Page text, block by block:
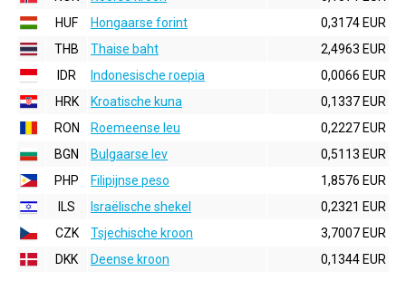
HUF
Hongaarse forint
0,3174 EUR
THB
Thaise baht
2,4963 EUR
IDR
Indonesische roepia
0,0066 EUR
HRK
Kroatische kuna
0,1337 EUR
RON
Roemeense leu
0,2227 EUR
BGN
Bulgaarse lev
0,5113 EUR
PHP
Filipijnse peso
1,8576 EUR
ILS
Israëlische shekel
0,2321 EUR
CZK
Tsjechische kroon
3,7007 EUR
DKK
Deense kroon 0,1344 EUR